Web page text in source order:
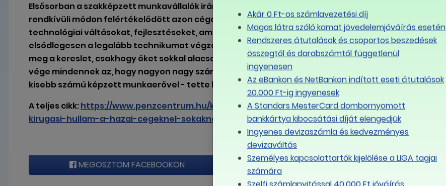
Elsősorban a szakképzett munkavállalók iránt magas a kereslet, a technikumi végzettség
rendkívüli módon felértékelődött azon cégeknél, ahol 2024-ben már végrehajtották azokat a
technológiai váltásokat, fejlesztéseket, amik a Covid-időszak alatt elmaradtak. Ezen cégeknél
elsődlegesen a legalább technikumot végzettek, a magasabban kvalifikált munkaerő iránt nőtt
meg a kereslet, csakhogy őket sokkal alacsonyabb számban tudják foglalkoztatni. Vagyis a
vége mindennek az, hogy nagyon nagy számú képzetlen munkaerőt tudnak kiváltani, sokkal
kisebb számú képzett munkaerővel - tette hozzá a LIGA Szakszervezetek vezetője.
A teljes cikk:https://www.penzcentrum.hu/karrier/20250205/fu-alatt-mar-beindult-a-
kirugasi-hullam-a-hazai-cegeknel-sokaknak-eselytelen-lesz-uj-allast-talalni-1174061
MEGOSZTOM FACEBOOKON LINK MÁSOLÁSA
Akár 0 Ft-os számlavezetési díj
Magas látra szóló kamat jövedelemjóváírás esetén
Rendszeres átutalások és csoportos beszedések
összegtől és darabszámtól függetlenül
ingyenesen
Az eBankon és NetBankon indított eseti átutalások
20.000 Ft-ig ingyenesek
A Standars MesterCard dombornyomott
bankkártya kibocsátási díját elengedjük
Ingyenes devizaszámla és kedvezményes
devizaváltás
Személyes kapcsolattartók kijelölése a LIGA tagjai
számára